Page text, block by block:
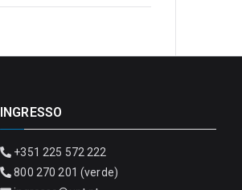
INGRESSO
+351 225 572 222
800 270 201 (verde)